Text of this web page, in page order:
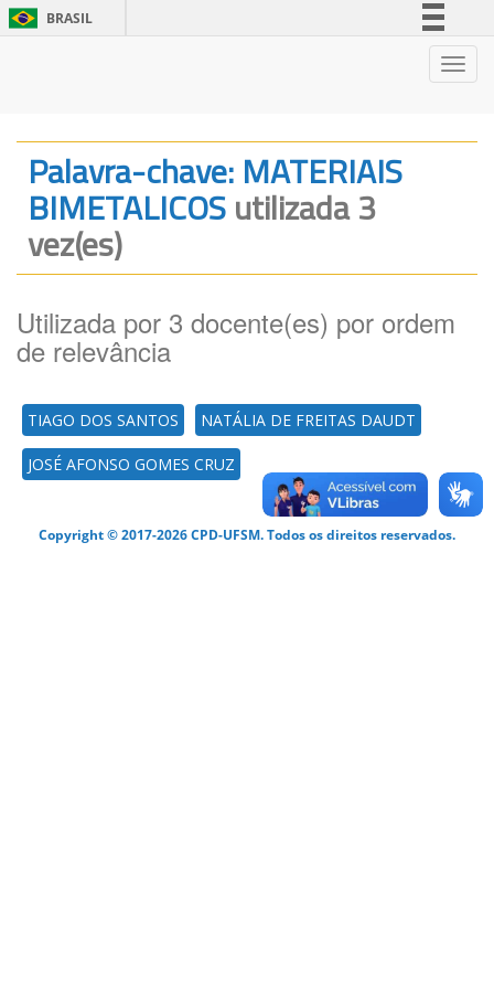
BRASIL
Legislação
Canais
Palavra-chave: MATERIAIS
BIMETALICOSutilizada 3
vez(es)
Utilizada por 3 docente(es) por ordem
de relevância
TIAGO DOS SANTOS NATÁLIA DE FREITAS DAUDT
JOSÉ AFONSO GOMES CRUZ
Copyright © 2017-2026 CPD-UFSM. Todos os direitos reservados.